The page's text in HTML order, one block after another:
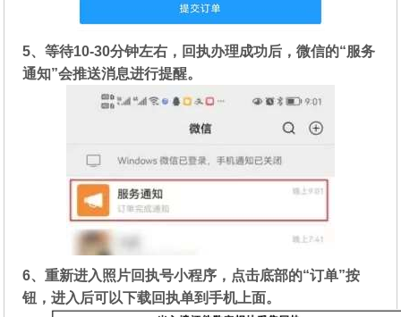
5、等待10-30分钟左右，回执办理成功后，微信的“服务
通知”会推送消息进行提醒。
6、重新进入照片回执号小程序，点击底部的“订单”按
钮，进入后可以下载回执单到手机上面。